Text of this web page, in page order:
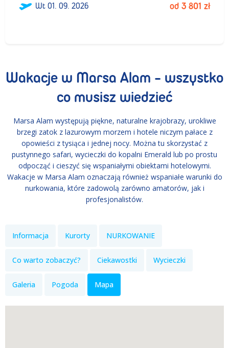
Wt01. 09. 2026 od 3 801 zł
Wakacje w Marsa Alam - wszystko
co musisz wiedzieć
Marsa Alam występują piękne, naturalne krajobrazy, urokliwe
brzegi zatok z lazurowym morzem i hotele niczym pałace z
opowieści z tysiąca i jednej nocy. Można tu skorzystać z
pustynnego safari, wycieczki do kopalni Emerald lub po prostu
odpocząć i cieszyć się wspaniałymi obiektami hotelowymi.
Wakacje w Marsa Alam oznaczają również wspaniałe warunki do
nurkowania, które zadowolą zarówno amatorów, jak i
profesjonalistów.
Informacja Kurorty NURKOWANIE
Co warto zobaczyć? Ciekawostki Wycieczki
Galeria Pogoda Mapa